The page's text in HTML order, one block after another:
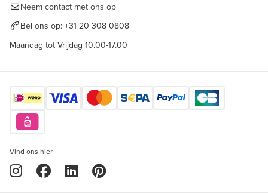
Neem contact met ons op
Bel ons op: +31 20 308 0808
Maandag tot Vrijdag 10.00-17.00
Vind ons hier